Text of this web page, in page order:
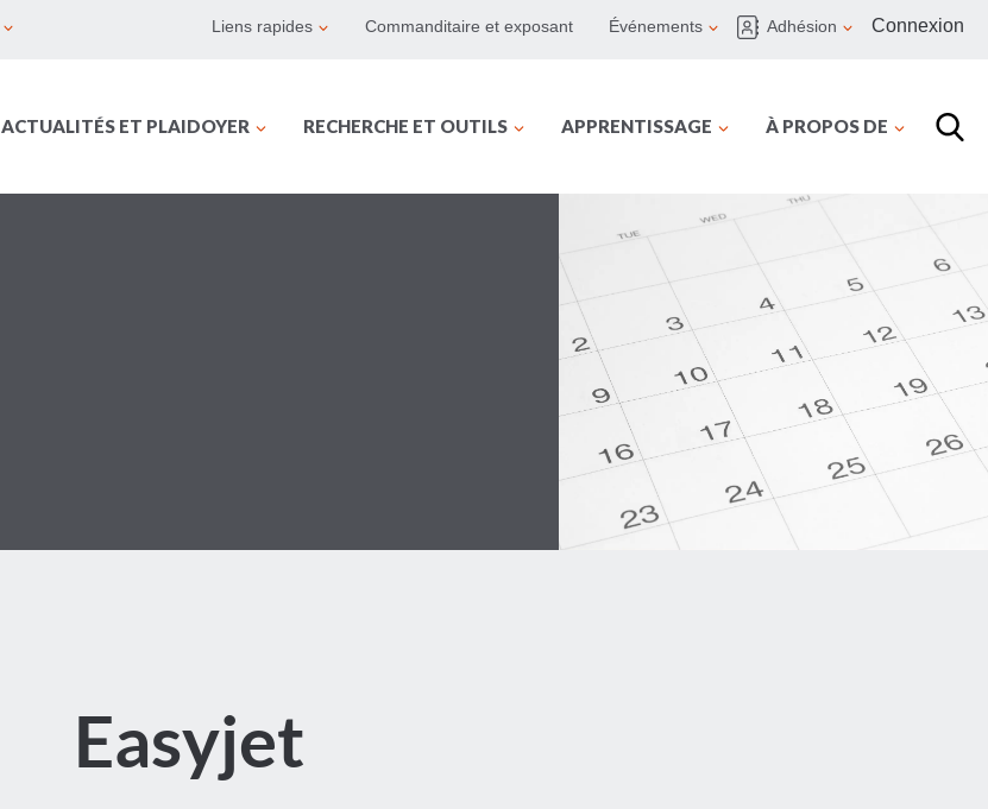
Liens rapides Commanditaire et exposant Événements Adhésion Connexion
ACTUALITÉS ET PLAIDOYER RECHERCHE ET OUTILS APPRENTISSAGE À PROPOS DE
Easyjet